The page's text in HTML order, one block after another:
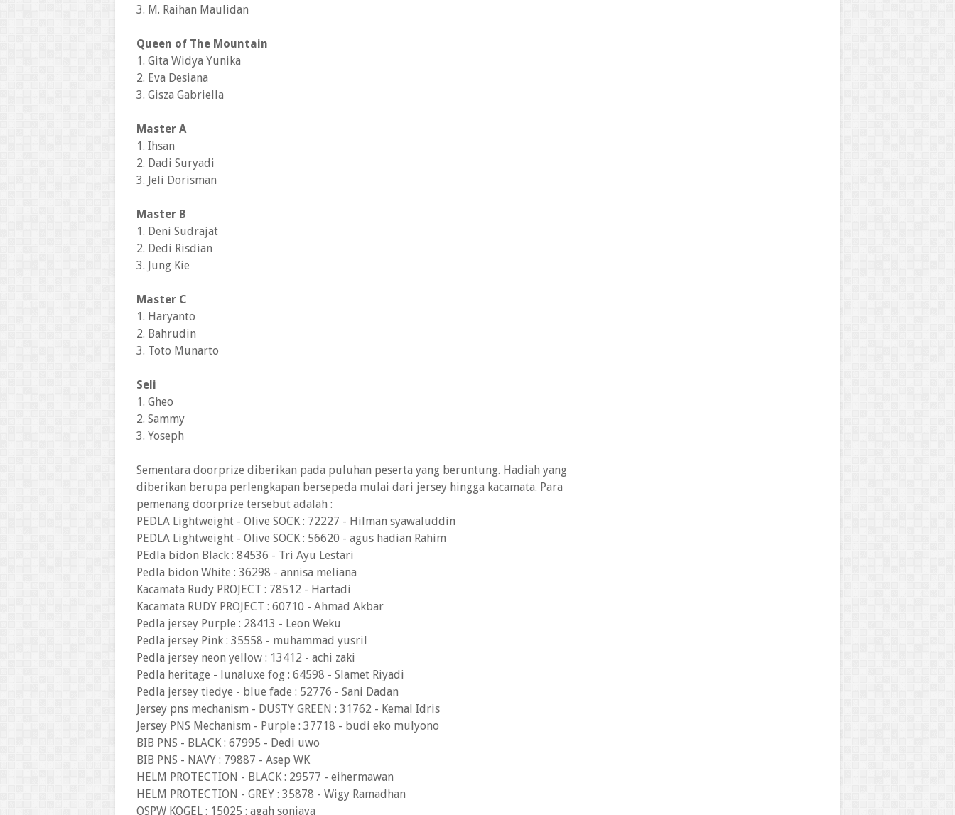
3. M. Raihan Maulidan
Queen of The Mountain
1. Gita Widya Yunika
2. Eva Desiana
3. Gisza Gabriella
Master A
1. Ihsan
2. Dadi Suryadi
3. Jeli Dorisman
Master B
1. Deni Sudrajat
2. Dedi Risdian
3. Jung Kie
Master C
1. Haryanto
2. Bahrudin
3. Toto Munarto
Seli
1. Gheo
2. Sammy
3. Yoseph
Sementara doorprize diberikan pada puluhan peserta yang beruntung. Hadiah yang
diberikan berupa perlengkapan bersepeda mulai dari jersey hingga kacamata. Para
pemenang doorprize tersebut adalah :
PEDLA Lightweight - Olive SOCK : 72227 - Hilman syawaluddin
PEDLA Lightweight - Olive SOCK : 56620 - agus hadian Rahim
PEdla bidon Black : 84536 - Tri Ayu Lestari
Pedla bidon White : 36298 - annisa meliana
Kacamata Rudy PROJECT : 78512 - Hartadi
Kacamata RUDY PROJECT : 60710 - Ahmad Akbar
Pedla jersey Purple : 28413 - Leon Weku
Pedla jersey Pink : 35558 - muhammad yusril
Pedla jersey neon yellow : 13412 - achi zaki
Pedla heritage - lunaluxe fog : 64598 - Slamet Riyadi
Pedla jersey tiedye - blue fade : 52776 - Sani Dadan
Jersey pns mechanism - DUSTY GREEN : 31762 - Kemal Idris
Jersey PNS Mechanism - Purple : 37718 - budi eko mulyono
BIB PNS - BLACK : 67995 - Dedi uwo
BIB PNS - NAVY : 79887 - Asep WK
HELM PROTECTION - BLACK : 29577 - eihermawan
HELM PROTECTION - GREY : 35878 - Wigy Ramadhan
OSPW KOGEL : 15025 : agah sonjaya